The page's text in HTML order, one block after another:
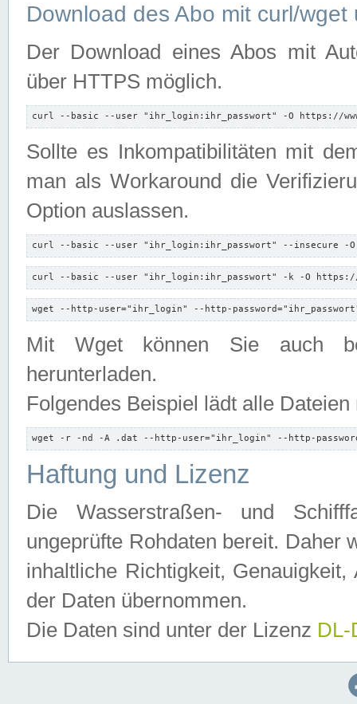
Download des Abo mit curl/
Der Download eines Abos mit
über HTTPS möglich.
curl --basic --user "ihr_login:ihr_passwort" -O https://
Sollte es Inkompatibilitäten mit
man als Workaround die
Option auslassen.
curl --basic --user "ihr_login:ihr_passwort" --insecure -
curl --basic --user "ihr_login:ihr_passwort" -k -O https://
wget --http-user="ihr_login" --http-
Mit Wget können Sie auch
herunterladen.
Folgendes Beispiel lädt alle
wget -r -nd -A .dat --http-user="ihr_login" --http-
Haftung und Lizenz
Die Wasserstraßen- und
ungeprüfte Rohdaten bereit. Daher
inhaltliche Richtigkeit,
der Daten übernommen.
Die Daten sind unter der Lizenz